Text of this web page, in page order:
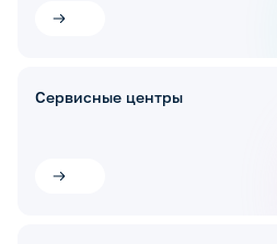
Сервисные центры